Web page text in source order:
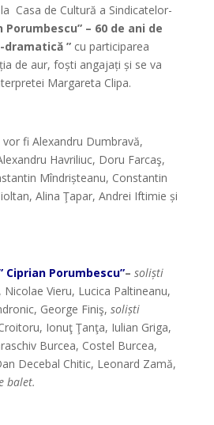
Casa de Cultură a Sindicatelor-
Porumbescu” – 60 de ani de
”cu participarea
de aur, foști angajați și se va
Margareta Clipa.
fi Alexandru Dumbravă,
Havriliuc, Doru Farcaş,
Mîndrișteanu, Constantin
Alina Ţapar, Andrei Iftimie și
Porumbescu”– soliști
Nicolae Vieru, Lucica Paltineanu,
George Finiş, soliști
Ionuţ Ţanţa, Iulian Griga,
Burcea, Costel Burcea,
Decebal Chitic, Leonard Zamă,
balet.